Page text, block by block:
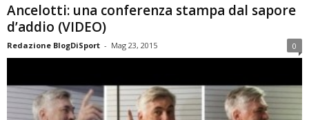
Ancelotti: una conferenza stampa dal sapore
d’addio (VIDEO)
Redazione BlogDiSport - Mag 23, 2015 0